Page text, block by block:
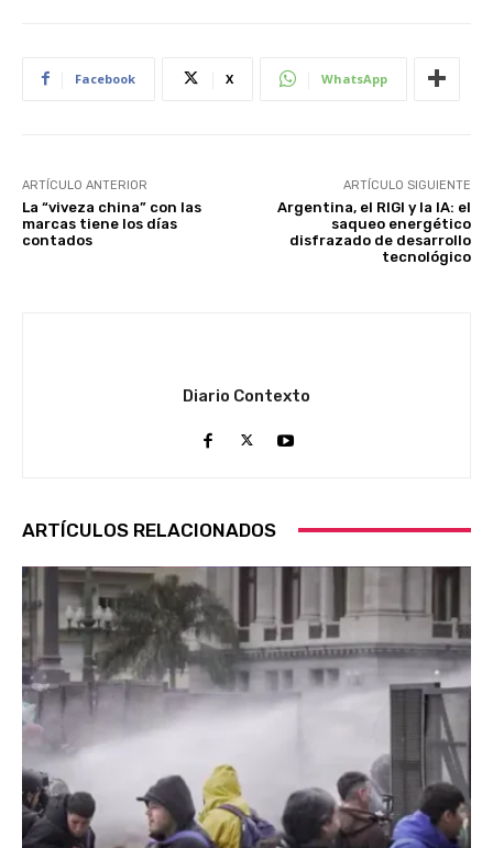
Facebook X WhatsApp
ARTÍCULO ANTERIOR
La “viveza china” con las
marcas tiene los días
contados
ARTÍCULO SIGUIENTE
Argentina, el RIGI y la IA: el
saqueo energético
disfrazado de desarrollo
tecnológico
Diario Contexto
ARTÍCULOS RELACIONADOS